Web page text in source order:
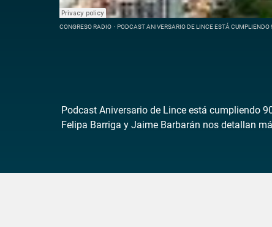
CONGRESO RADIO · PODCAST ANIVERSARIO DE LINCE ESTÁ
Podcast Aniversario de Lince está cumpliendo
Felipa Barriga y Jaime Barbarán nos detallan